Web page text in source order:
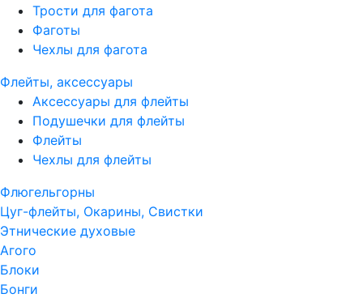
Трости для фагота
Фаготы
Чехлы для фагота
Флейты, аксессуары
Аксессуары для флейты
Подушечки для флейты
Флейты
Чехлы для флейты
Флюгельгорны
Цуг-флейты, Окарины, Свистки
Этнические духовые
Агого
Блоки
Бонги